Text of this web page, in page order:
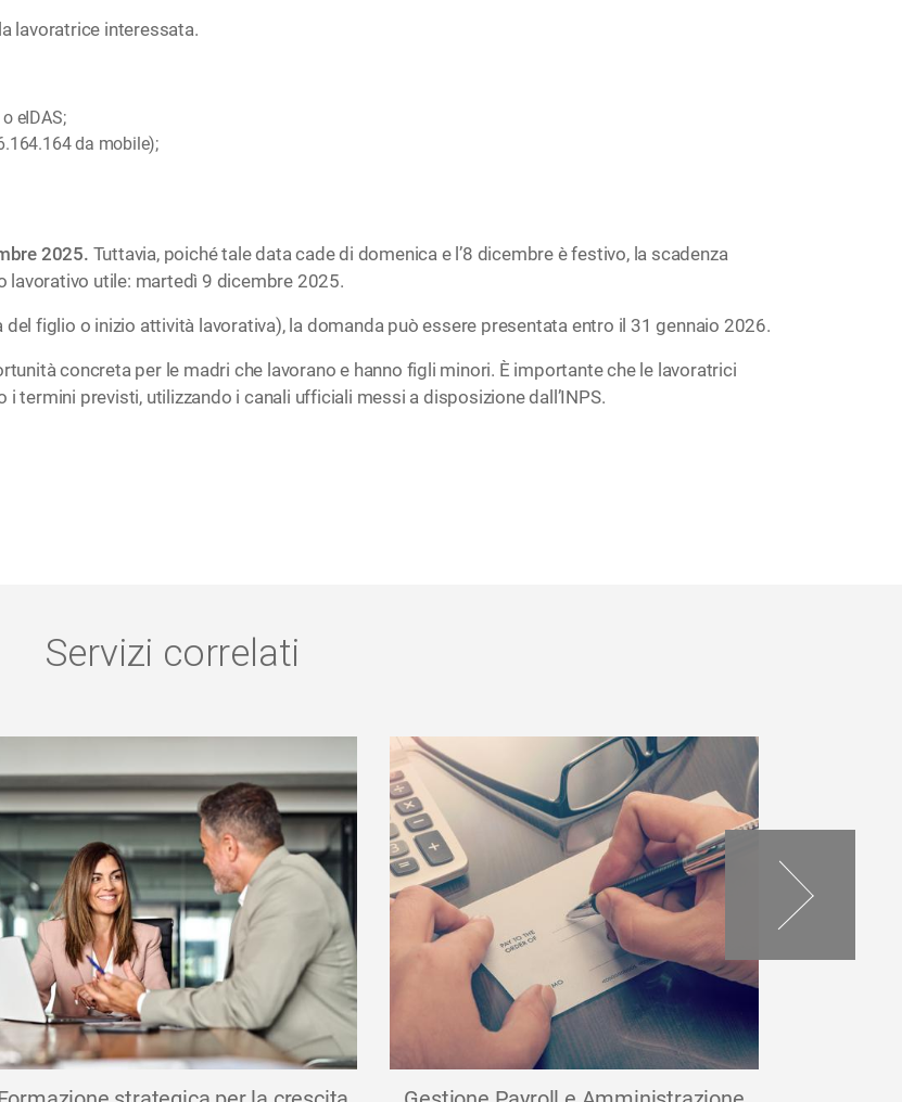
lavoratrice interessata.
eIDAS;
da mobile);
2025. Tuttavia, poiché tale data cade di domenica e l’8 dicembre è festivo, la scadenza
utile: martedì 9 dicembre 2025.
figlio o inizio attività lavorativa), la domanda può essere presentata entro il 31 gennaio 2026.
concreta per le madri che lavorano e hanno figli minori. È importante che le lavoratrici
termini previsti, utilizzando i canali ufficiali messi a disposizione dall’INPS.
Servizi correlati